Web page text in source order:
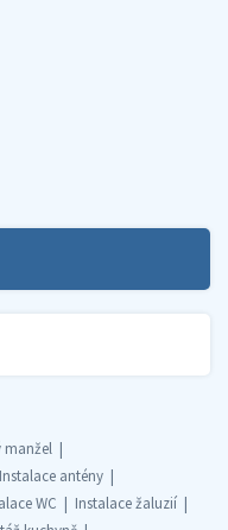
manžel
Instalace antény
WC
Instalace žaluzií